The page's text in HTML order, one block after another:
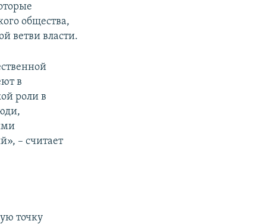
общества,
ветви власти.
в
роли в
– считает
точку